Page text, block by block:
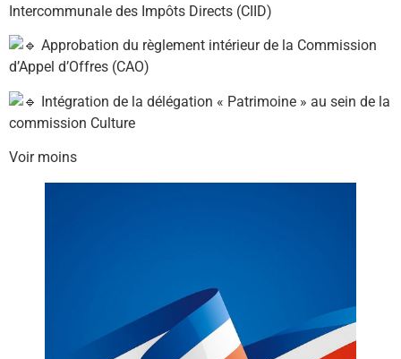
Intercommunale des Impôts Directs (CIID)
Approbation du règlement intérieur de la Commission
d’Appel d’Offres (CAO)
Intégration de la délégation « Patrimoine » au sein de la
commission Culture
Voir moins